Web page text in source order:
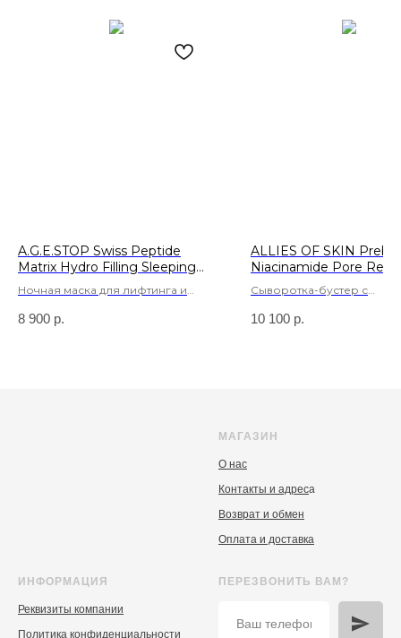
A.G.E.STOP Swiss Peptide
Matrix Hydro Filling Sleeping
Mask 50ml.
Ночная маска для лифтинга и
8 900 р.
ALLIES OF SKIN
Niacinamide Pore
Booster 50 ml.
Сыворотка-бустер с
для сияния и сужения
10 100 р.
МАГАЗИН
О нас
Контакты и адреса
Возврат и обмен
Оплата и доставка
ИНФОРМАЦИЯ
Реквизиты компании
Политика конфиденциальности
ПЕРЕЗВОНИТЬ ВАМ?